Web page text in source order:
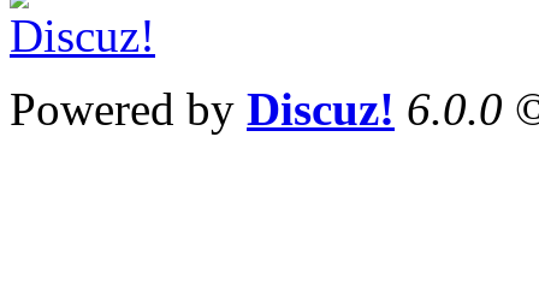
Powered by Discuz! 6.0.0